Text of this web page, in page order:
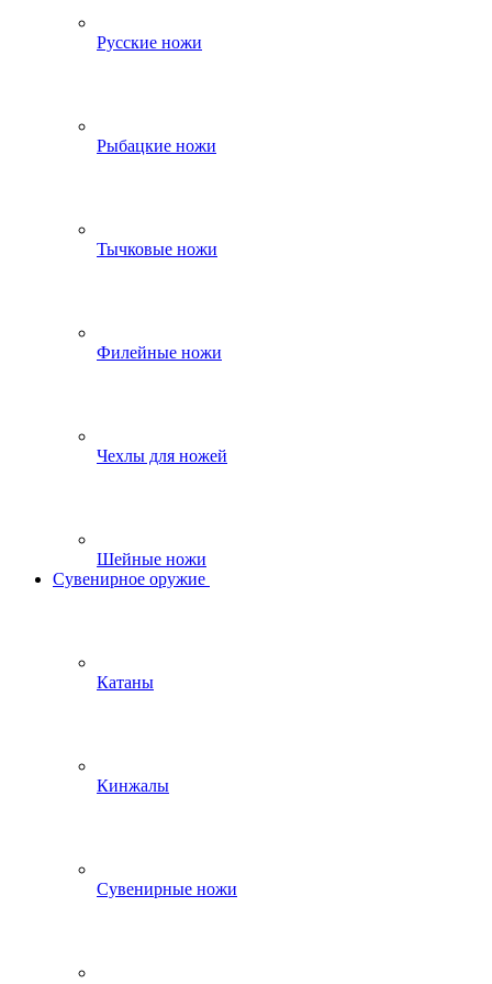
Русские ножи
Рыбацкие ножи
Тычковые ножи
Филейные ножи
Чехлы для ножей
Шейные ножи
Сувенирное оружие
Катаны
Кинжалы
Сувенирные ножи